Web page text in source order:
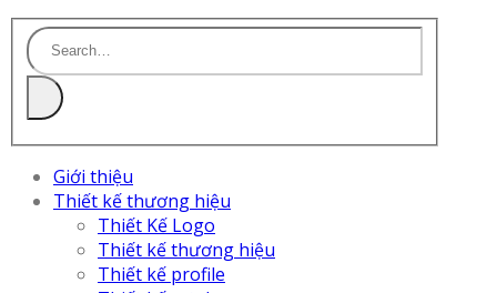
Giới thiệu
Thiết kế thương hiệu
Thiết Kế Logo
Thiết kế thương hiệu
Thiết kế profile